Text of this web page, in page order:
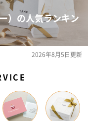
）の人気ランキン
2026年8月5日更新